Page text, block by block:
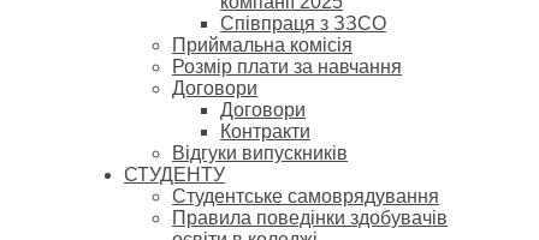
Співпраця з ЗЗСО
Приймальна комісія
Розмір плати за навчання
Договори
Договори
Контракти
Відгуки випускників
СТУДЕНТУ
Cтудентське самоврядування
Правила поведінки здобувачів